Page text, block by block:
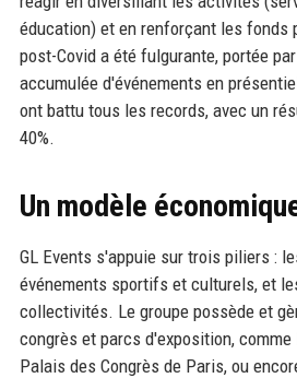
éducation) et en renforçant les fonds
post-Covid a été fulgurante, portée
accumulée d'événements en
ont battu tous les records, avec un
40%.
Un modèle
GL Events s'appuie sur trois piliers :
événements sportifs et culturels, et
collectivités. Le groupe possède et
congrès et parcs d'exposition, comme
Palais des Congrès de Paris, ou